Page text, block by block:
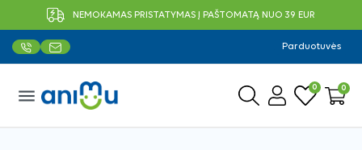
NEMOKAMAS PRISTATYMAS Į PAŠTOMATĄ NUO 39 EUR
Parduotuvės
menu 0 0